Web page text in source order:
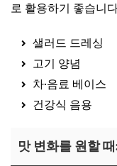
로 활용하기 좋습니
샐러드 드레싱
고기 양념
차·음료 베이스
건강식 음용
맛 변화를 원할